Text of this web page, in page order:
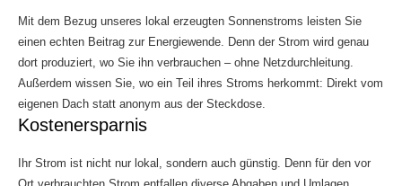
Mit dem Bezug unseres lokal erzeugten Sonnenstroms leisten Sie
einen echten Beitrag zur Energiewende. Denn der Strom wird genau
dort produziert, wo Sie ihn verbrauchen – ohne Netzdurchleitung.
Außerdem wissen Sie, wo ein Teil ihres Stroms herkommt: Direkt vom
eigenen Dach statt anonym aus der Steckdose.
Kostenersparnis
Ihr Strom ist nicht nur lokal, sondern auch günstig. Denn für den vor